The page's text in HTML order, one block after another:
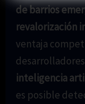
de barrios
revalorización
ventaja
inteligencia
es posible